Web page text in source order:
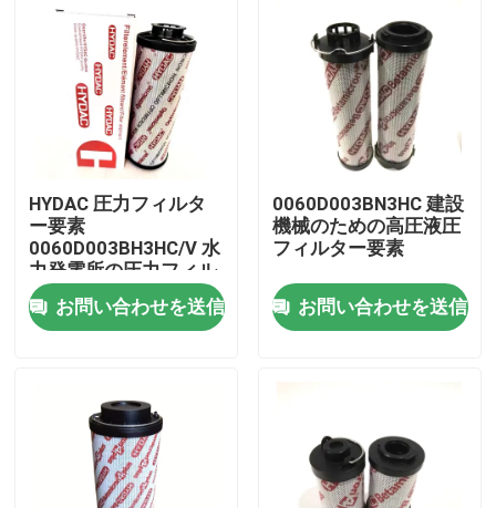
家へ
ビデオ
HYDAC 圧力フィルタ
ー要素
0060D003BH3HC/V 水
力発電所の圧力フィル
ター
お問い合わせを送信
0060D003BN3HC 建設
機械のための高圧液圧
フィルター要素
お問い合わせを送信